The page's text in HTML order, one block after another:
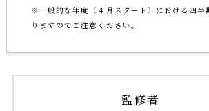
※一般的な年度（４月スタート）における四半
りますのでご注意ください。
監修者